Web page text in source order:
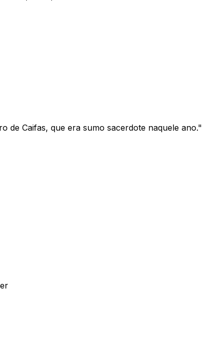
de Caifas, que era sumo sacerdote naquele ano."